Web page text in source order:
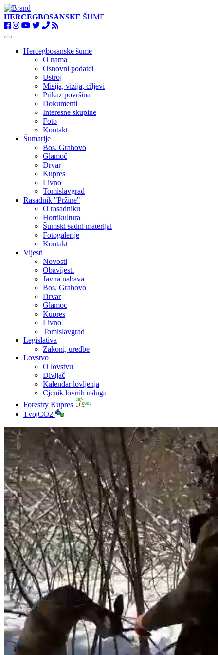
HERCEGBOSANSKE ŠUME
Toggle
navigationHercegbosanske šume
O nama
Osnovni podatci
Ustroj
Misija, vizija, ciljevi
Prikaz površina
Dokumenti
Interesne skupine
Foto
Kontakt
Šumarije
Bos. Grahovo
Glamoč
Drvar
Kupres
Livno
Tomislavgrad
Rasadnik "Pržine"
O rasadniku
Hortikultura
Šumski sadni materijal
Fotogalerije
Kontakt
Vijesti
Novosti
Obavijesti
Javna nabava
Bos. Grahovo
Drvar
Glamoc
Kupres
Livno
Tomislavgrad
Legislativa
Zakoni, uredbe
Lovstvo
O lovstvu
Divljač
Kalendar lovljenja
Cjenik lovnih usluga
Forestry Kupres
TvojCO2